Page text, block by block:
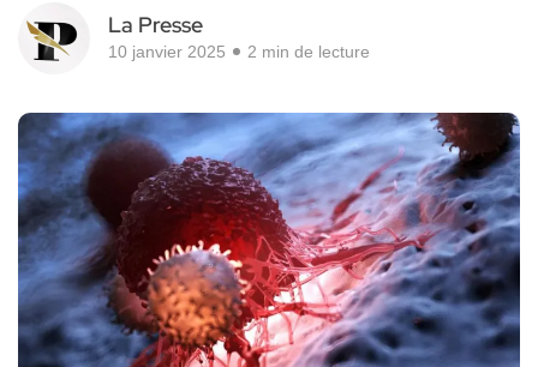
La Presse
10 janvier 2025 2 min de lecture